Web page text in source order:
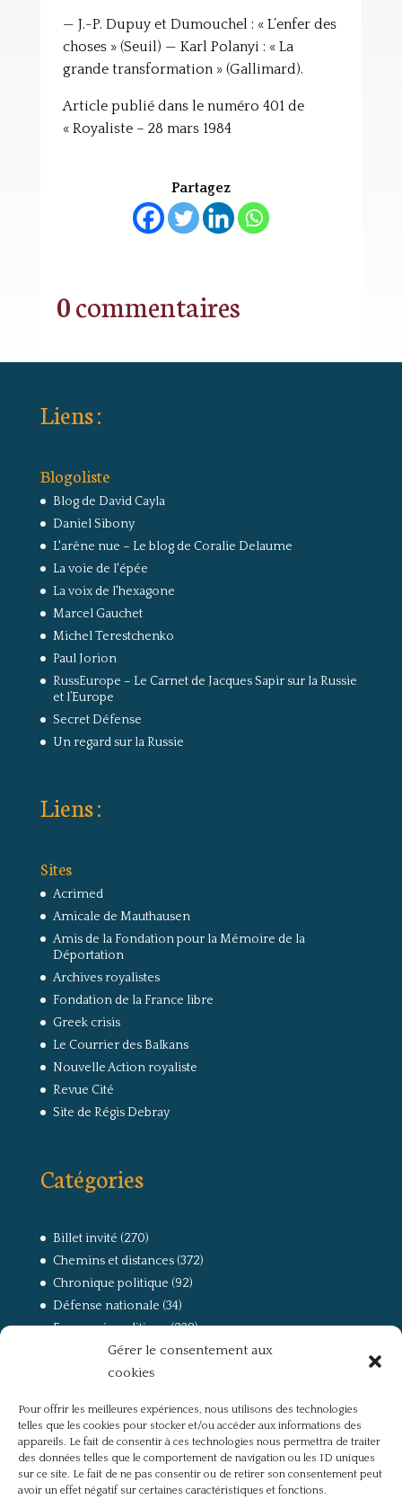
Gérer le consentement aux
cookies
Pour offrir les meilleures expériences, nous utilisons des technologies
telles que les cookies pour stocker et/ou accéder aux informations des
appareils. Le fait de consentir à ces technologies nous permettra de traiter
des données telles que le comportement de navigation ou les ID uniques
sur ce site. Le fait de ne pas consentir ou de retirer son consentement peut
avoir un effet négatif sur certaines caractéristiques et fonctions.
— J.-P. Dupuy et Dumouchel : « L’enfer des
choses » (Seuil) — Karl Polanyi : « La
grande transformation » (Gallimard).
Article publié dans le numéro 401 de
« Royaliste – 28 mars 1984
Partagez
0 commentaires
Liens :
Blogoliste
Blog de David Cayla
Daniel Sibony
L'arêne nue – Le blog de Coralie Delaume
La voie de l'épée
La voix de l'hexagone
Marcel Gauchet
Michel Terestchenko
Paul Jorion
RussEurope – Le Carnet de Jacques Sapir sur la Russie
et l’Europe
Secret Défense
Un regard sur la Russie
Liens :
Sites
Acrimed
Amicale de Mauthausen
Amis de la Fondation pour la Mémoire de la
Déportation
Archives royalistes
Fondation de la France libre
Greek crisis
Le Courrier des Balkans
Nouvelle Action royaliste
Revue Cité
Site de Régis Debray
Catégories
Billet invité (270)
Chemins et distances(372)
Chronique politique (92)
Défense nationale (34)
Economie politique(238)
(168)
La guerre, la Résistance et la Déportation
Non classé(42)
Partis politiques, intelligentsia, médias(750)
Présentation(4)
Références(57)